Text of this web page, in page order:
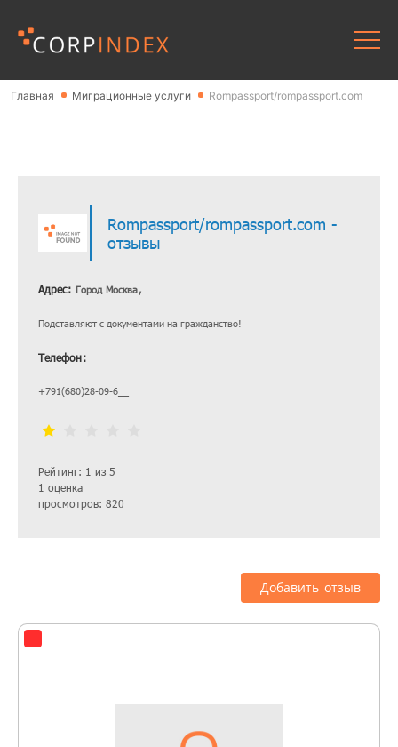
Главная Миграционные услуги Rompassport/rompassport.com
Rompassport/rompassport.com -
отзывы
Адрес: Город Москва,
Подставляют с документами на гражданство!
Рейтинг: 1 из 5
1 оценка
просмотров: 820
Телефон:
+791(680)28-09-6__
Добавить отзыв